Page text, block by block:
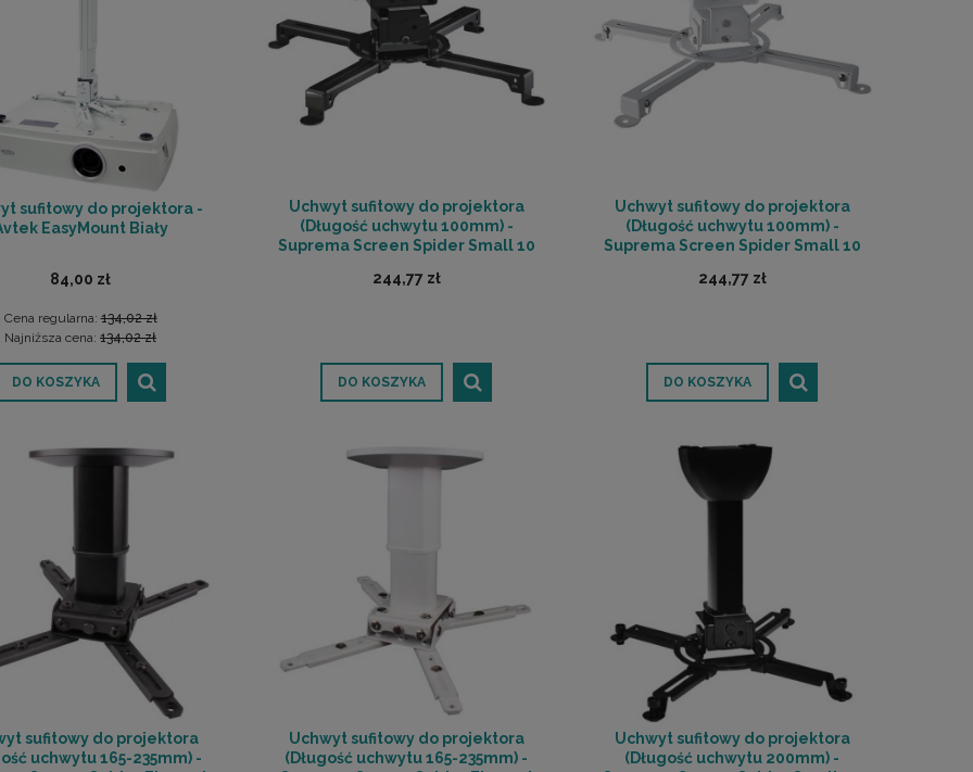
sufitowy do projektora -
EasyMount Biały
84,00 zł
Cena regularna:134,02 zł
Najniższa cena: 134,02 zł
DO KOSZYKA
Uchwyt sufitowy do projektora
(Długość uchwytu 100mm) -
Suprema Screen Spider Small 10
POZNAŃ
244,77 zł
DO KOSZYKA
Uchwyt sufitowy do projektora
(Długość uchwytu 100mm) -
Suprema Screen Spider Small 10
POZNAŃ
244,77 zł
DO KOSZYKA
sufitowy do projektora
uchwytu 165-235mm) -
Uchwyt sufitowy do projektora
(Długość uchwytu 165-235mm) -
Uchwyt sufitowy do projektora
(Długość uchwytu 200mm) -